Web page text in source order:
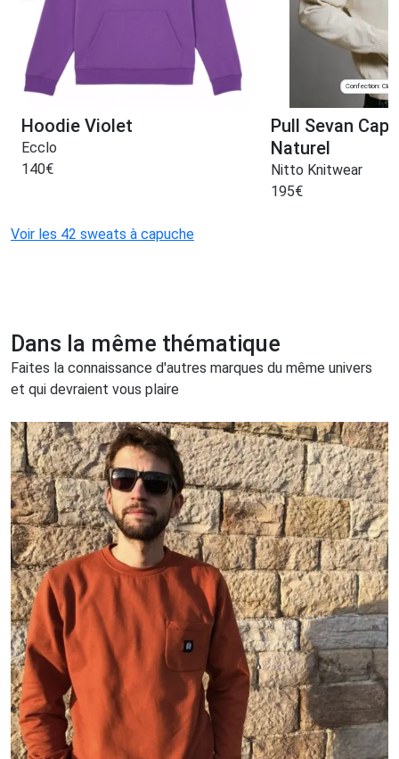
Hoodie Violet
Ecclo
140€
Confection:
Pull Sevan
Naturel
Nitto Knitwear
195€
Voir les 42 sweats à capuche
Dans la même thématique
Faites la connaissance d'autres marques du même univers
et qui devraient vous plaire